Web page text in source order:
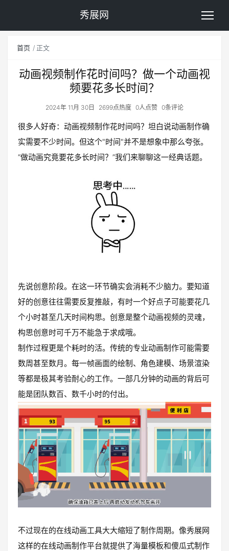
秀展网
首页 正文
动画视频制作花时间吗？做一个动画视
频要花多长时间？
2024年 11月 30日 2699点热度 0人点赞 0条评论
很多人好奇：动画视频制作花时间吗？坦白说动画制作确
实需要不少时间。但这个"时间"并不是想象中那么夸张。
“做动画究竟要花多长时间？”我们来聊聊这一经典话题。
先说创意阶段。在这一环节确实会消耗不少脑力。要知道
好的创意往往需要反复推敲，有时一个好点子可能要花几
个小时甚至几天时间构思。创意是整个动画视频的灵魂，
构思创意时可千万不能急于求成哦。
制作过程更是个耗时的活。传统的专业动画制作可能需要
数周甚至数月。每一帧画面的绘制、角色建模、场景渲染
等都是极其考验耐心的工作。一部几分钟的动画的背后可
能是团队数百、数千小时的付出。
不过现在的在线动画工具大大缩短了制作周期。像秀展网
这样的在线动画制作平台就提供了海量模板和傻瓜式制作